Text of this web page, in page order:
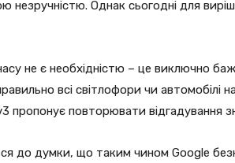
незручністю. Однак сьогодні для
не є необхідністю – це виключно
всі світлофори чи автомобілі
пропонує повторювати відгадування
до думки, що таким чином Google